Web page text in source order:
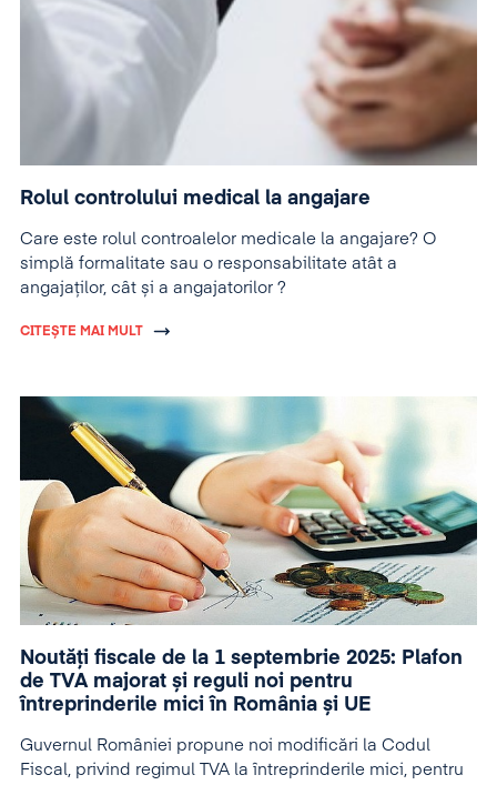
Rolul controlului medical la angajare
Care este rolul controalelor medicale la angajare? O
simplă formalitate sau o responsabilitate atât a
angajaților, cât și a angajatorilor ?
CITEȘTE MAI MULT
Noutăți fiscale de la 1 septembrie 2025: Plafon
de TVA majorat și reguli noi pentru
întreprinderile mici în România și UE
Guvernul României propune noi modificări la Codul
Fiscal, privind regimul TVA la întreprinderile mici, pentru